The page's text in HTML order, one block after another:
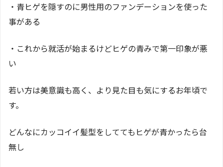
・青ヒゲを隠すのに男性用のファンデーションを使った
事がある
・これから就活が始まるけどヒゲの青みで第一印象が悪
い
若い方は美意識も高く、より見た目も気にするお年頃で
す。
どんなにカッコイイ髪型をしててもヒゲが青かったら台
無し